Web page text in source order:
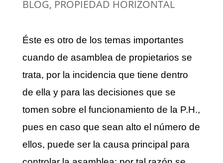
BLOG, PROPIEDAD HORIZONTAL
Éste es otro de los temas importantes
cuando de asamblea de propietarios se
trata, por la incidencia que tiene dentro
de ella y para las decisiones que se
tomen sobre el funcionamiento de la P.H.,
pues en caso que sean alto el número de
ellos, puede ser la causa principal para